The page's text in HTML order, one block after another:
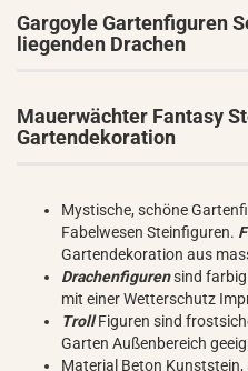
Gargoyle Gartenfiguren
liegenden Drachen
Mauerwächter Fantasy
Gartendekoration
Mystische, schöne
Fabelwesen Steinfiguren.
Gartendekoration aus
Drachenfigurensind farbig
mit einer Wetterschutz
TrollFiguren sind
Garten Außenbereich
Material Beton